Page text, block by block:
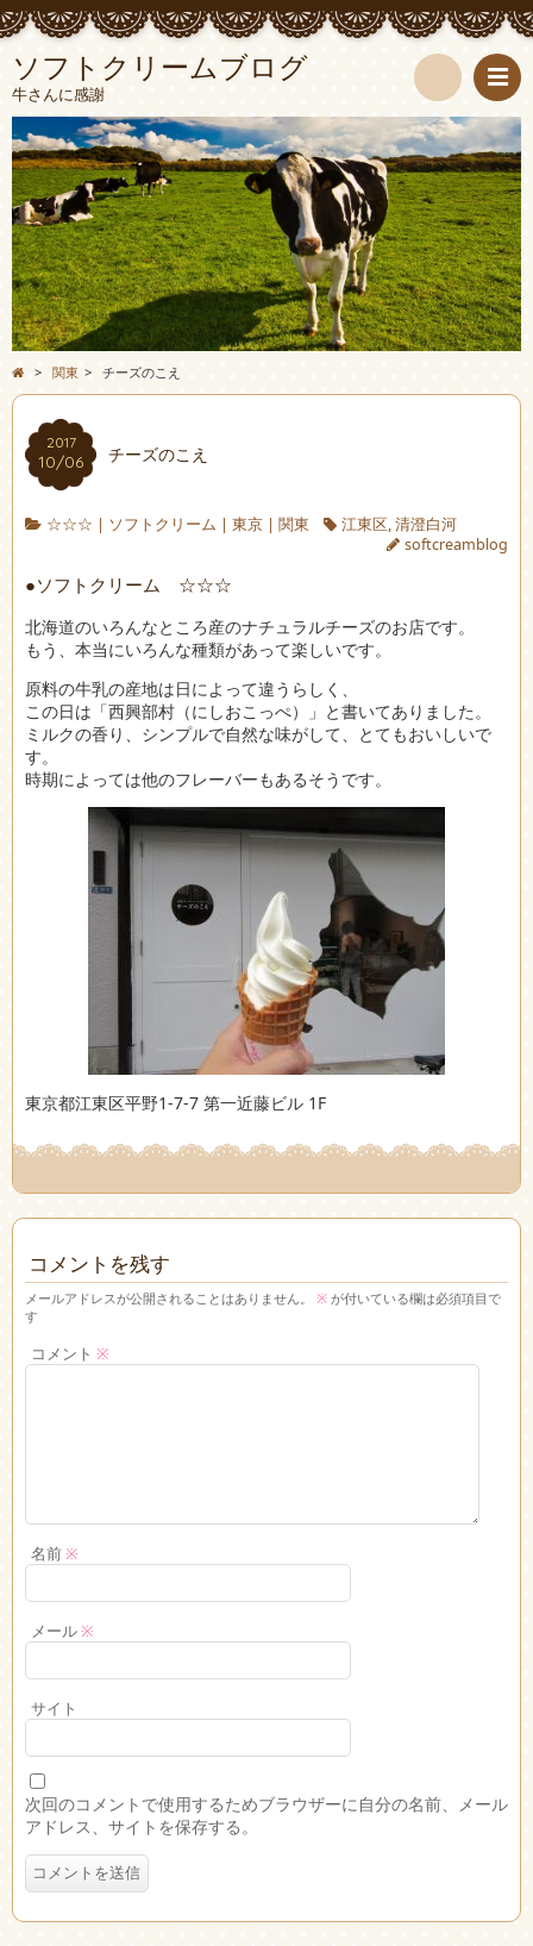
ソフトクリームブログ
牛さんに感謝
検
索
> 関東 > チーズのこえ
2017
10/06 チーズのこえ
☆☆☆ | ソフトクリーム | 東京| 関東 江東区,清澄白河
softcreamblog
●ソフトクリーム ☆☆☆
北海道のいろんなところ産のナチュラルチーズのお店です。
もう、本当にいろんな種類があって楽しいです。
原料の牛乳の産地は日によって違うらしく、
この日は「西興部村（にしおこっぺ）」と書いてありました。
ミルクの香り、シンプルで自然な味がして、とてもおいしいで
す。
時期によっては他のフレーバーもあるそうです。
東京都江東区平野1-7-7 第一近藤ビル 1F
コメントを残す
メールアドレスが公開されることはありません。 ※ が付いている欄は必須項目で
す
コメント ※
名前※
メール※
サイト
次回のコメントで使用するためブラウザーに自分の名前、メール
アドレス、サイトを保存する。